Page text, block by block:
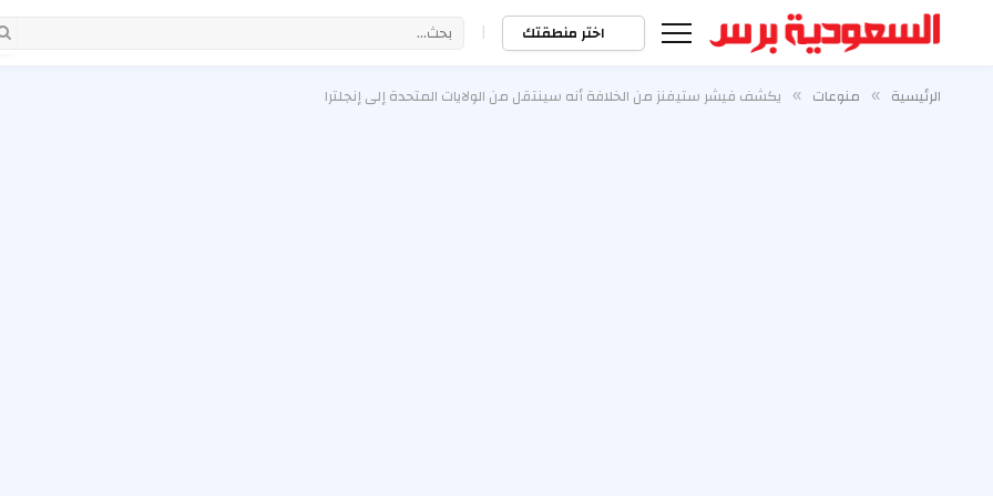
اختر منطقتك |
الرئيسية » منوعات » يكشف فيشر ستيفنز من الخلافة أنه سينتقل من الولايات المتحدة إلى إنجلترا